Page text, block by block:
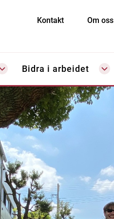
Kontakt Om oss
Bidra i arbeidet